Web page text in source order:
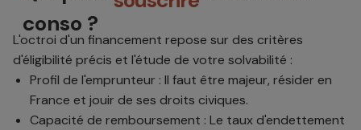
conso ?
L'octroi d'un financement repose sur des critères
d'éligibilité précis et l'étude de votre solvabilité :
Profil de l'emprunteur : Il faut être majeur, résider en
France et jouir de ses droits civiques.
Capacité de remboursement : Le taux d'endettement